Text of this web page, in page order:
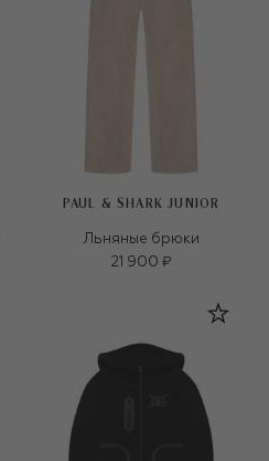
PAUL & SHARK JUNIOR
Льняные брюки
21 900 ₽